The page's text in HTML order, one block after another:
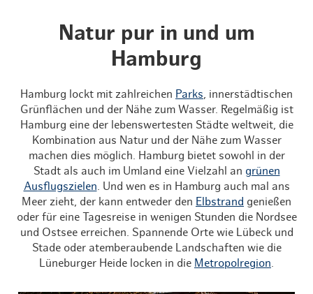
Natur pur in und um
Hamburg
Hamburg lockt mit zahlreichen Parks , innerstädtischen
Grünflächen und der Nähe zum Wasser. Regelmäßig ist
Hamburg eine der lebenswertesten Städte weltweit, die
Kombination aus Natur und der Nähe zum Wasser
machen dies möglich. Hamburg bietet sowohl in der
Stadt als auch im Umland eine Vielzahl an grünen
Ausflugszielen . Und wen es in Hamburg auch mal ans
Meer zieht, der kann entweder den Elbstrand genießen
oder für eine Tagesreise in wenigen Stunden die Nordsee
und Ostsee erreichen. Spannende Orte wie Lübeck und
Stade oder atemberaubende Landschaften wie die
Lüneburger Heide locken in die Metropolregion